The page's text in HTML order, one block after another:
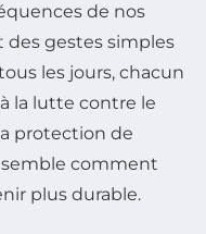
de nos
gestes simples
les jours, chacun
la lutte contre le
protection de
comment
plus durable.